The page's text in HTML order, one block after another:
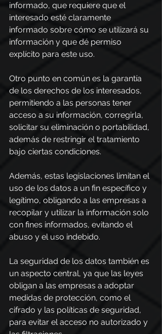
informado, que requiere que el
interesado esté claramente
informado sobre cómo se utilizará su
información y que dé permiso
explícito para este uso.
Otro punto en común es la garantía
de los derechos de los interesados,
permitiendo a las personas tener
acceso a su información, corregirla,
solicitar su eliminación o portabilidad,
además de restringir el tratamiento
bajo ciertas condiciones.
Además, estas legislaciones limitan el
uso de los datos a un fin específico y
legítimo, obligando a las empresas a
recopilar y utilizar la información solo
con fines informados, evitando el
abuso y el uso indebido.
La seguridad de los datos también es
un aspecto central, ya que las leyes
obligan a las empresas a adoptar
medidas de protección, como el
cifrado y las políticas de seguridad,
para evitar el acceso no autorizado y